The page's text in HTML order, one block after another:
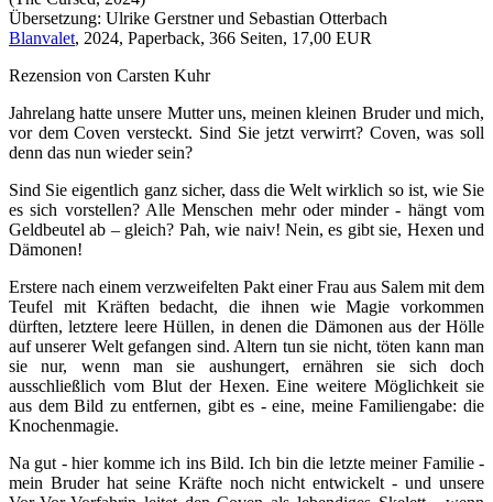
Übersetzung: Ulrike Gerstner und Sebastian Otterbach
Blanvalet, 2024, Paperback, 366 Seiten, 17,00 EUR
Rezension von Carsten Kuhr
Jahrelang hatte unsere Mutter uns, meinen kleinen Bruder und mich,
vor dem Coven versteckt. Sind Sie jetzt verwirrt? Coven, was soll
denn das nun wieder sein?
Sind Sie eigentlich ganz sicher, dass die Welt wirklich so ist, wie Sie
es sich vorstellen? Alle Menschen mehr oder minder - hängt vom
Geldbeutel ab – gleich? Pah, wie naiv! Nein, es gibt sie, Hexen und
Dämonen!
Erstere nach einem verzweifelten Pakt einer Frau aus Salem mit dem
Teufel mit Kräften bedacht, die ihnen wie Magie vorkommen
dürften, letztere leere Hüllen, in denen die Dämonen aus der Hölle
auf unserer Welt gefangen sind. Altern tun sie nicht, töten kann man
sie nur, wenn man sie aushungert, ernähren sie sich doch
ausschließlich vom Blut der Hexen. Eine weitere Möglichkeit sie
aus dem Bild zu entfernen, gibt es - eine, meine Familiengabe: die
Knochenmagie.
Na gut - hier komme ich ins Bild. Ich bin die letzte meiner Familie -
mein Bruder hat seine Kräfte noch nicht entwickelt - und unsere